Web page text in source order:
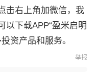
击右上角加微信，我
以下载APP“盈米启明
资产品和服务。
举报